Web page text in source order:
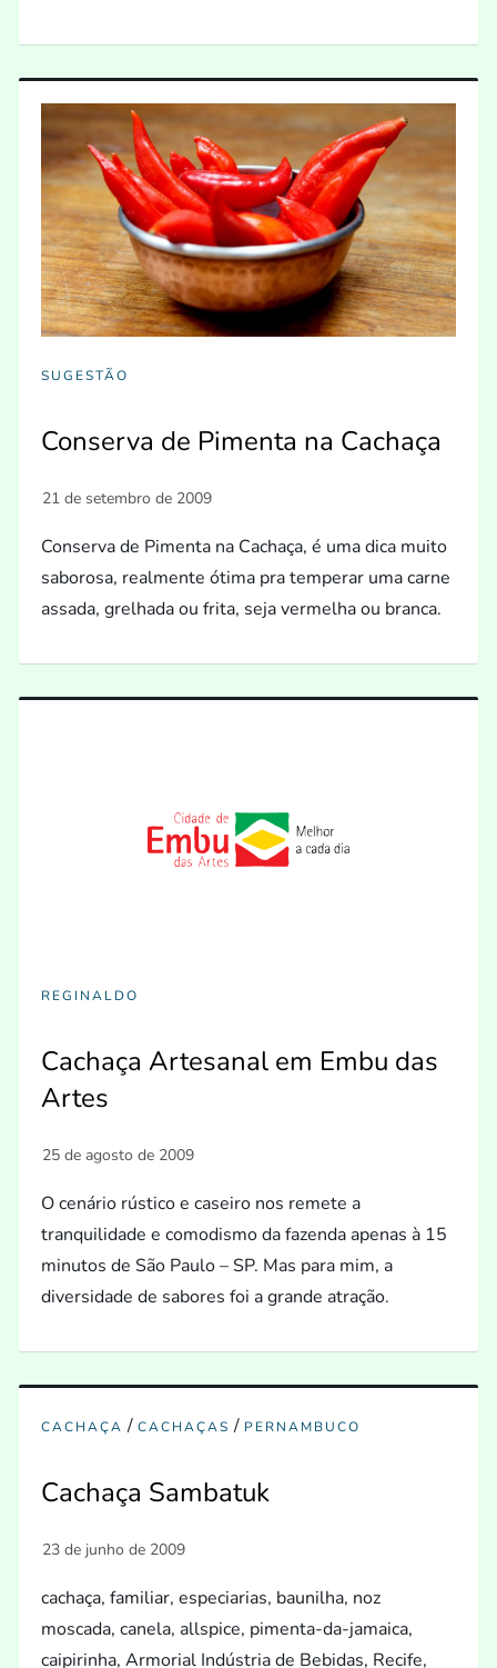
SUGESTÃO
Conserva de Pimenta na Cachaça
Conserva de Pimenta na Cachaça, é uma dica muito
saborosa, realmente ótima pra temperar uma carne
assada, grelhada ou frita, seja vermelha ou branca.
REGINALDO
Cachaça Artesanal em Embu das
Artes
O cenário rústico e caseiro nos remete a
tranquilidade e comodismo da fazenda apenas à 15
minutos de São Paulo – SP. Mas para mim, a
diversidade de sabores foi a grande atração.
CACHAÇA /CACHAÇAS / PERNAMBUCO
Cachaça Sambatuk
cachaça, familiar, especiarias, baunilha, noz
moscada, canela, allspice, pimenta-da-jamaica,
caipirinha, Armorial Indústria de Bebidas, Recife,